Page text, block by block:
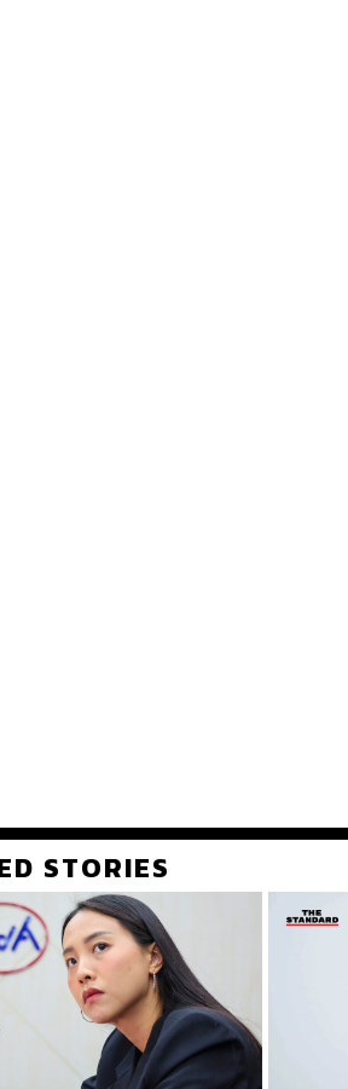
STORIES